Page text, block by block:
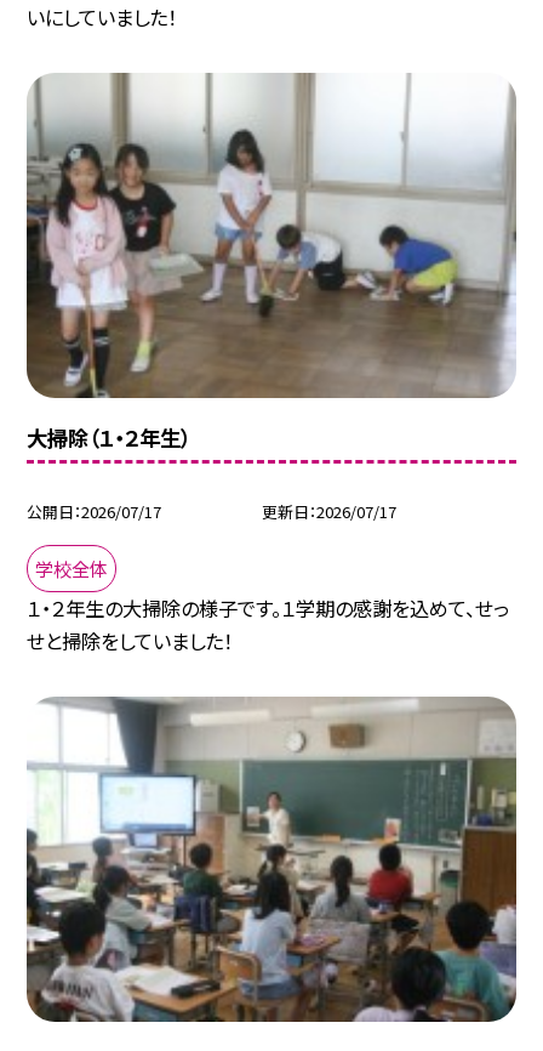
いにしていました！
大掃除（１・２年生）
公開日 2026/07/17 更新日 2026/07/17
学校全体
１・２年生の大掃除の様子です。１学期の感謝を込めて、せっ
せと掃除をしていました！